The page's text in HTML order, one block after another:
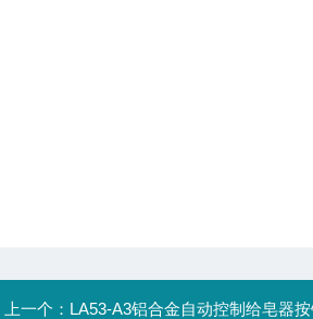
上一个： LA53-A3铝合金自动控制给皂器